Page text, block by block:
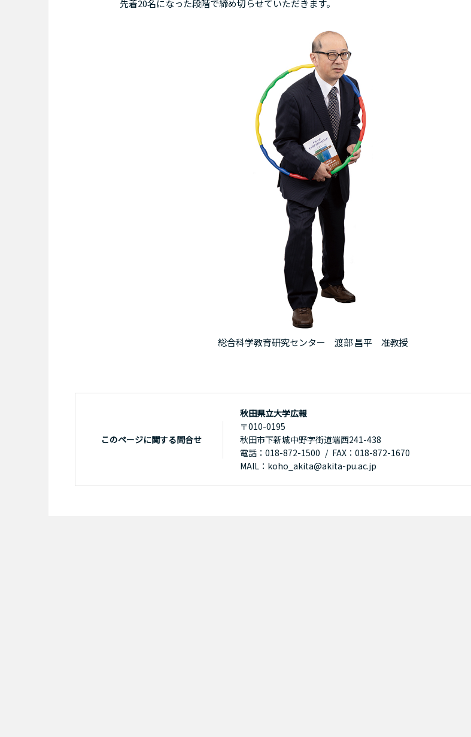
先着20名になった段階で締め切らせていただきます。
総合科学教育研究センター 渡部 昌平 准教授
このページに関する問合せ
秋田県立大学広報
〒010-0195
秋田市下新城中野字街道端西241-438
電話：018-872-1500
FAX：018-872-1670
MAIL：koho_akita@akita-pu.ac.jp